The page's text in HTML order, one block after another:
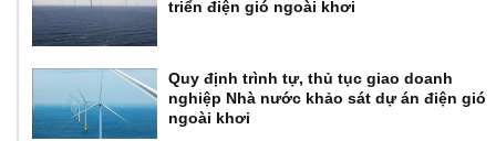
triển điện gió ngoài khơi
Quy định trình tự, thủ tục giao doanh
nghiệp Nhà nước khảo sát dự án điện gió
ngoài khơi